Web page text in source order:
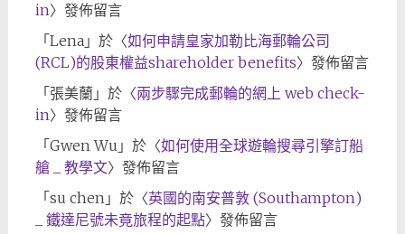
in〉發佈留言
「 Lena」於〈如何申請皇家加勒比海郵輪公司
(RCL)的股東權益shareholder benefits〉發佈留言
「 張美蘭 」於〈兩步驟完成郵輪的網上 web check-
in〉發佈留言
「 Gwen Wu 」於〈如何使用全球遊輪搜尋引擎訂船
艙 _ 教學文〉發佈留言
「 su chen」於〈英國的南安普敦 (Southampton)
_ 鐵達尼號未竟旅程的起點〉發佈留言